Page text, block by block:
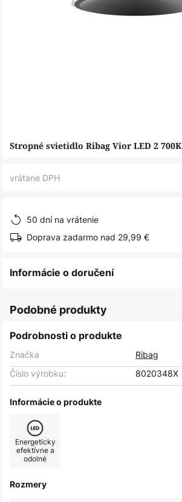
Preskočiť
Stropné svietidlo Ribag Vior LED 2 700K
vrátane DPH
50 dní na vrátenie
Doprava zadarmo nad 29,99 €
Informácie o doručení
Podobné produkty
Podrobnosti o produkte
Značka
Ribag
Číslo výrobku:
8020348X
Informácie o produkte
Energeticky
efektívne a
odolné
Rozmery